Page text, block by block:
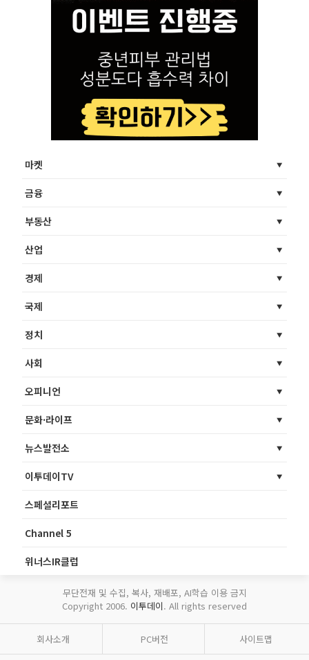
마켓
금융
부동산
산업
경제
국제
정치
사회
오피니언
문화·라이프
뉴스발전소
이투데이TV
스페셜리포트
Channel 5
위너스IR클럽
무단전재 및 수집, 복사, 재배포, AI학습 이용 금지
Copyright 2006. 이투데이. All rights reserved
회사소개 PC버전 사이트맵